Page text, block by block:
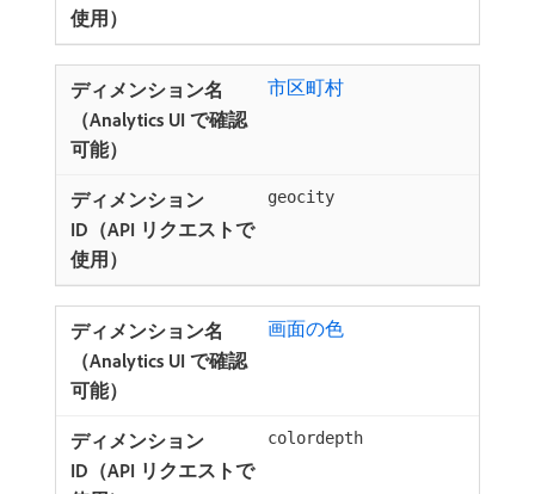
市区町村
geocity
画面の色
colordepth